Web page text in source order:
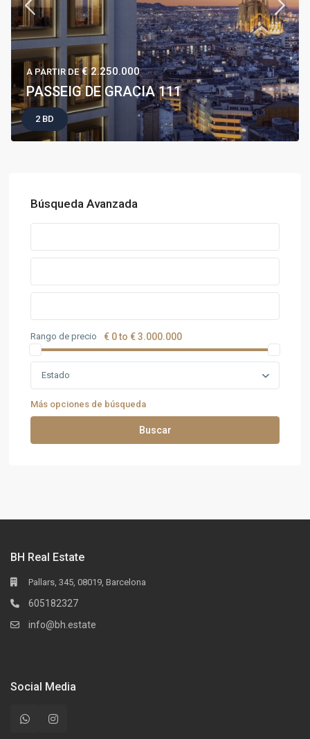
A PARTIR DE€ 2.250.000
PASSEIG DE GRACIA 111
2 BD
Búsqueda Avanzada
Rango de precio € 0 to € 3.000.000
Estado
Más opciones de búsqueda
Buscar
BH Real Estate
Pallars, 345, 08019, Barcelona
605182327
info@bh.estate
Social Media